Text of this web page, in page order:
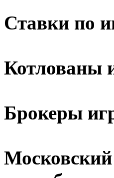
Ставки по
Котлованы
Брокеры